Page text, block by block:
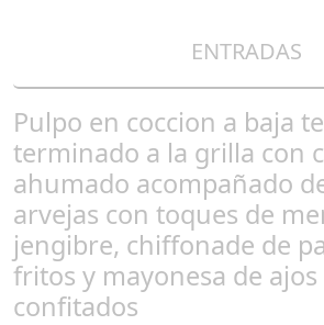
ENTRADAS
Pulpo en coccion a baja
terminado a la grilla con
ahumado acompañado
arvejas con toques de
jengibre, chiffonade de
fritos y mayonesa de
confitados